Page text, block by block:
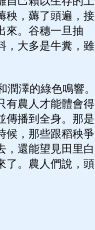
秧，薅了頭遍，接
來。谷穗一旦抽
，大多是牛糞，雖
澤的綠色鳴響。
有農人才能體會得
傳播到全身。那是
候，那些跟稻秧爭
，還能望見田里白
了。農人們說，頭